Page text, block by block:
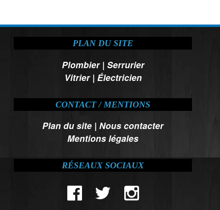
PLAN DU SITE
Plombier| Serrurier
Vitrier| Électricien
CONTACT / MENTIONS
Plan du site |Nous contacter
Mentions légales
RÉSEAUX SOCIAUX